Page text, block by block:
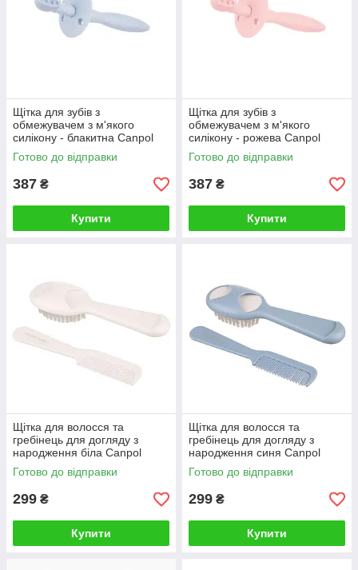
Щітка для зубів з
обмежувачем з м'якого
силікону - блакитна Canpol
Готово до відправки
387 ₴
Купити
Щітка для зубів з
обмежувачем з м'якого
силікону - рожева Canpol
Готово до відправки
387 ₴
Купити
Щітка для волосся та
гребінець для догляду з
народження біла Canpol
Готово до відправки
299 ₴
Купити
Щітка для волосся та
гребінець для догляду з
народження синя Canpol
Готово до відправки
299 ₴
Купити